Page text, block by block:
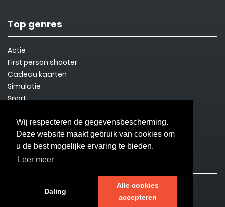
Wij respecteren de gegevensbescherming.
Deze website maakt gebruik van cookies om
u de best mogelijke ervaring te bieden.
Leer meer
Daling
Alle cookies
accepteren
Top genres
Actie
First person shooter
Cadeau kaarten
Simulatie
Sport
Overleven
Informatie